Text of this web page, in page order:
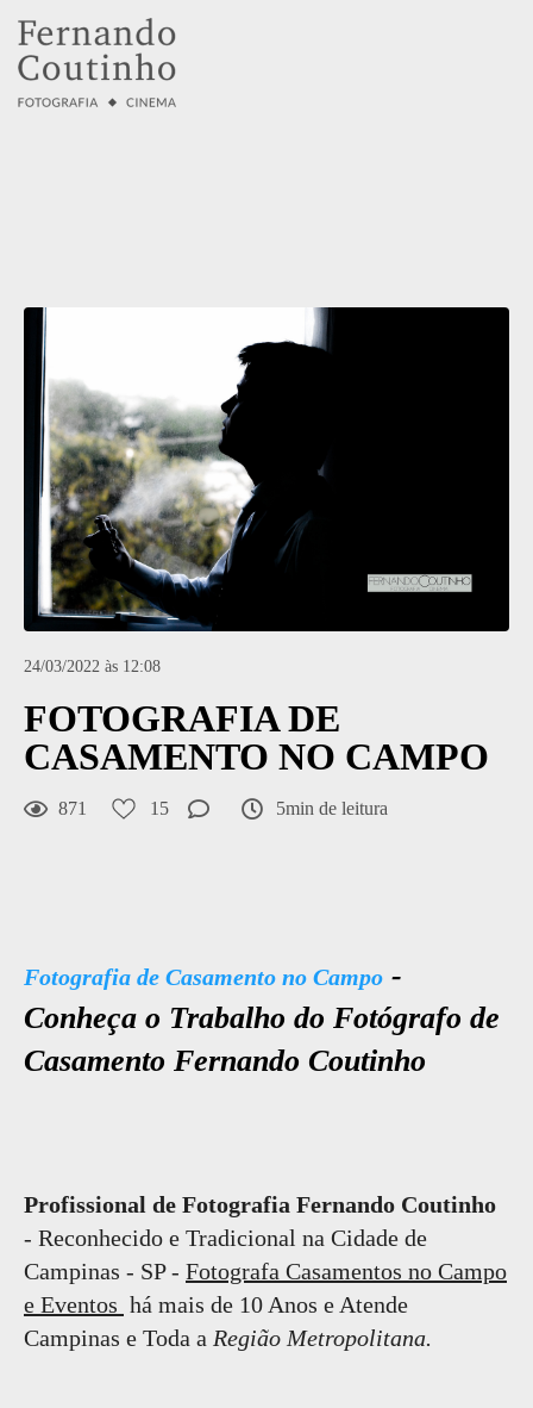
24/03/2022 às 12:08
FOTOGRAFIA DE
CASAMENTO NO CAMPO
871 15 5min de leitura
Fotografia de Casamento no Campo -
Conheça o Trabalho do Fotógrafo de
Casamento Fernando Coutinho
Profissional de Fotografia Fernando Coutinho
- Reconhecido e Tradicional na Cidade de
Campinas - SP - Fotografa Casamentos no Campo
e Eventos há mais de 10 Anos e Atende
Campinas e Toda a Região Metropolitana.